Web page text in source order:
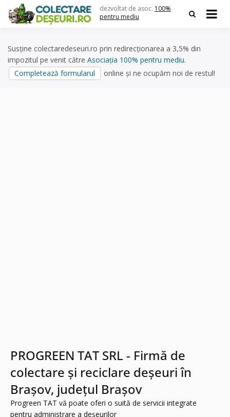
content
dezvoltat de asoc. 100%
pentru mediu
Susține colectaredeseuri.ro prin redirecționarea a 3,5% din
impozitul pe venit către Asociația 100% pentru mediu.
Completează formularul
online și ne ocupăm noi de restul!
PROGREEN TAT SRL - Firmă de
colectare și reciclare deșeuri în
Brașov, județul Brașov
Progreen TAT vă poate oferi o suită de servicii integrate
pentru administrare a deșeurilor